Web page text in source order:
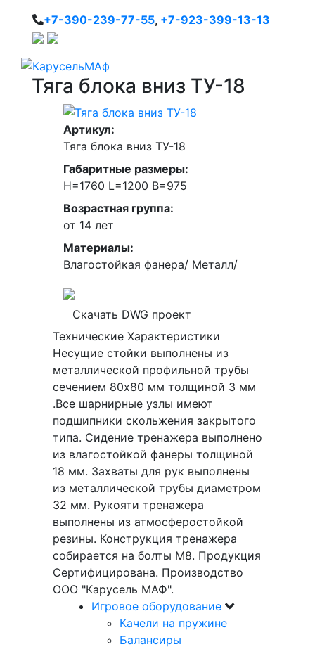
+7-390-239-77-55, +7-923-399-13-13
Тяга блока вниз ТУ-18
Артикул:
Тяга блока вниз ТУ-18
Габаритные размеры:
H=1760 L=1200 В=975
Возрастная группа:
от 14 лет
Материалы:
Влагостойкая фанера/ Металл/
Скачать DWG проект
Технические Характеристики
Несущие стойки выполнены из
металлической профильной трубы
сечением 80х80 мм толщиной 3 мм
.Все шарнирные узлы имеют
подшипники скольжения закрытого
типа. Сидение тренажера выполнено
из влагостойкой фанеры толщиной
18 мм. Захваты для рук выполнены
из металлической трубы диаметром
32 мм. Рукояти тренажера
выполнены из атмосферостойкой
резины. Конструкция тренажера
собирается на болты М8. Продукция
Сертифицирована. Производство
ООО "Карусель МАФ".
Игровое оборудование
Качели на пружине
Балансиры